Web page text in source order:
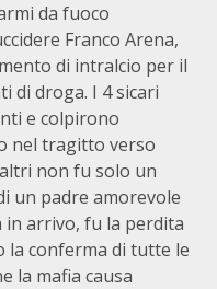
da fuoco
Franco Arena,
di intralcio per il
di droga. I 4 sicari
e colpirono
nel tragitto verso
non fu solo un
un padre amorevole
in arrivo, fu la perdita
conferma di tutte le
la mafia causa